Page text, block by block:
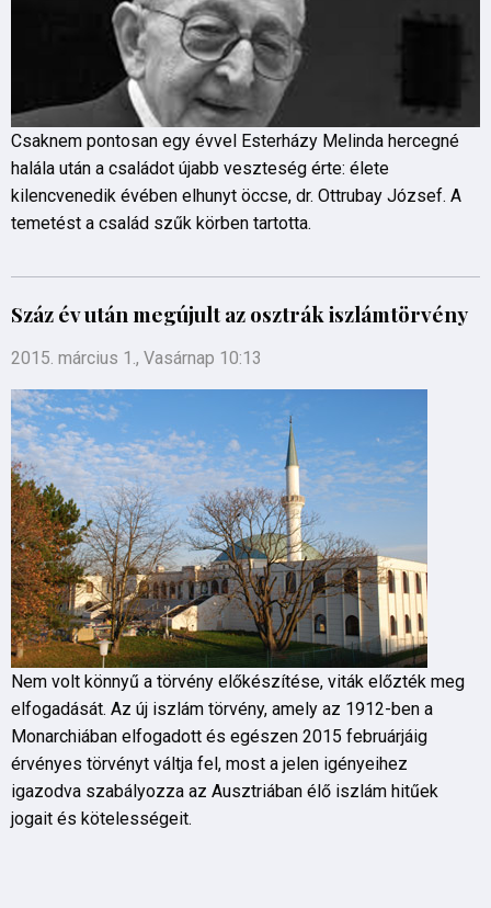
Csaknem pontosan egy évvel Esterházy Melinda hercegné
halála után a családot újabb veszteség érte: élete
kilencvenedik évében elhunyt öccse, dr. Ottrubay József. A
temetést a család szűk körben tartotta.
Száz év után megújult az osztrák iszlámtörvény
2015. március 1., Vasárnap 10:13
Nem volt könnyű a törvény előkészítése, viták előzték meg
elfogadását. Az új iszlám törvény, amely az 1912-ben a
Monarchiában elfogadott és egészen 2015 februárjáig
érvényes törvényt váltja fel, most a jelen igényeihez
igazodva szabályozza az Ausztriában élő iszlám hitűek
jogait és kötelességeit.